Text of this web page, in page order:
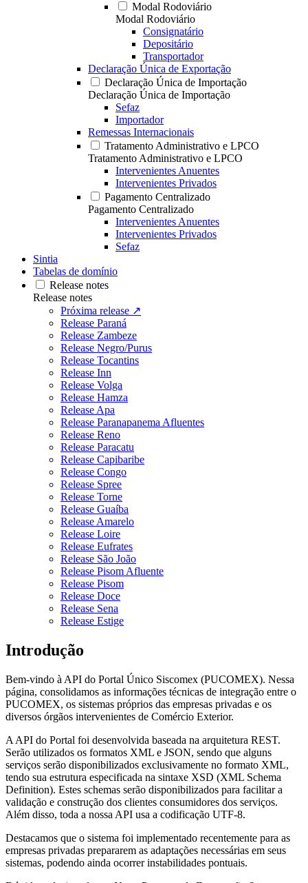
Modal Rodoviário
Modal Rodoviário
Consignatário
Depositário
Transportador
Declaração Única de Exportação
Declaração Única de Importação
Declaração Única de Importação
Sefaz
Importador
Remessas Internacionais
Tratamento Administrativo e LPCO
Tratamento Administrativo e LPCO
Intervenientes Anuentes
Intervenientes Privados
Pagamento Centralizado
Pagamento Centralizado
Intervenientes Anuentes
Intervenientes Privados
Sefaz
Sintia
Tabelas de domínio
Release notes
Release notes
Próxima release ↗
Release Paraná
Release Zambeze
Release Negro/Purus
Release Tocantins
Release Inn
Release Volga
Release Hamza
Release Apa
Release Paranapanema Afluentes
Release Reno
Release Paracatu
Release Capibaribe
Release Congo
Release Spree
Release Torne
Release Guaíba
Release Amarelo
Release Loire
Release Eufrates
Release São João
Release Pisom Afluente
Release Pisom
Release Doce
Release Sena
Release Estige
Introdução
Bem-vindo à API do Portal Único Siscomex (PUCOMEX). Nessa
página, consolidamos as informações técnicas de integração entre o
PUCOMEX, os sistemas próprios das empresas privadas e os
diversos órgãos intervenientes de Comércio Exterior.
A API do Portal foi desenvolvida baseada na arquitetura REST.
Serão utilizados os formatos XML e JSON, sendo que alguns
serviços serão disponibilizados exclusivamente no formato XML,
tendo sua estrutura especificada na sintaxe XSD (XML Schema
Definition). Estes schemas serão disponibilizados para facilitar a
validação e construção dos clientes consumidores dos serviços.
Além disso, toda a nossa API usa a codificação UTF-8.
Destacamos que o sistema foi implementado recentemente para as
empresas privadas prepararem as adaptações necessárias em seus
sistemas, podendo ainda ocorrer instabilidades pontuais.